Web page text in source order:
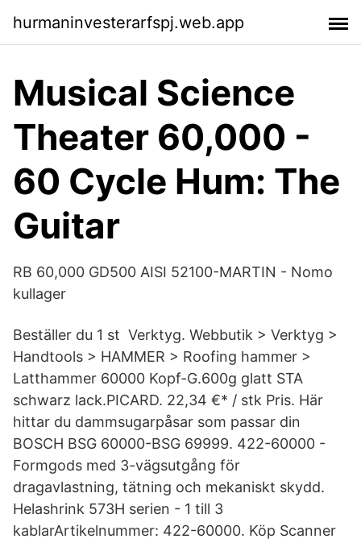
hurmaninvesterarfspj.web.app
Musical Science
Theater 60,000 -
60 Cycle Hum: The
Guitar
RB 60,000 GD500 AISI 52100-MARTIN - Nomo
kullager
Beställer du 1 st Verktyg. Webbutik > Verktyg >
Handtools > HAMMER > Roofing hammer >
Latthammer 60000 Kopf-G.600g glatt STA
schwarz lack.PICARD. 22,34 €* / stk Pris. Här
hittar du dammsugarpåsar som passar din
BOSCH BSG 60000-BSG 69999. 422-60000 -
Formgods med 3-vägsutgång för
dragavlastning, tätning och mekaniskt skydd.
Helashrink 573H serien - 1 till 3
kablarArtikelnummer: 422-60000. Köp Scanner